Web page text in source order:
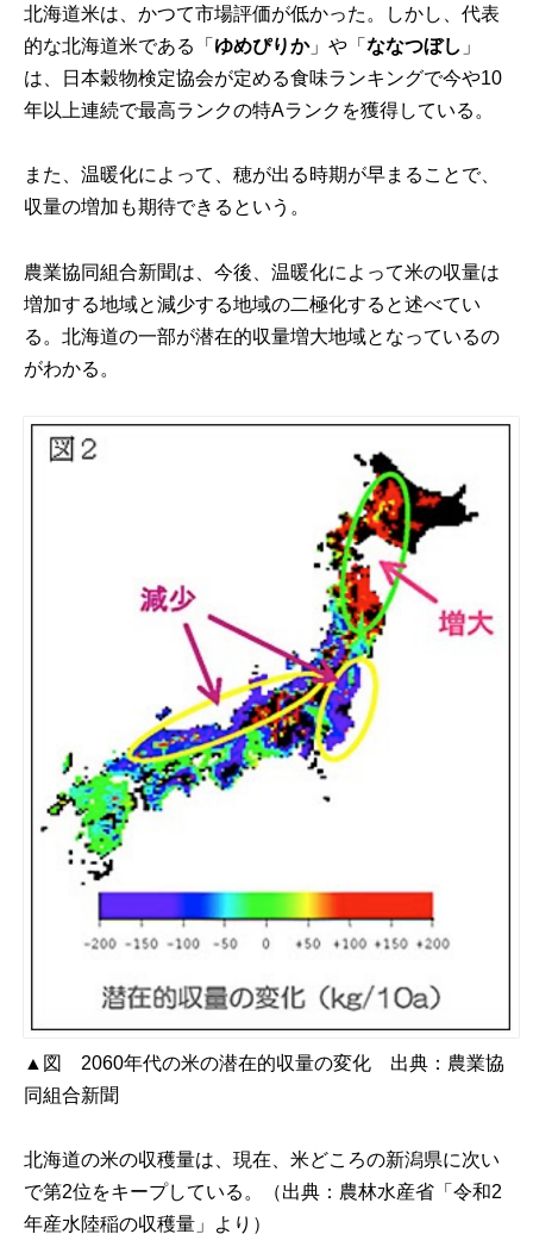
北海道米は、かつて市場評価が低かった 。しかし、代表
的な北海道米である「 ゆめぴりか」や「ななつぼし 」
は、
日本穀物検定協会が定める食味ランキングで今や10
年以上連続で最高ランクの特Aランクを獲得している。
また、温暖化によって、穂が出る時期が早まることで、
収量の増加も期待できるという。
農業協同組合新聞は、今後、温暖化によって米の収量は
増加する地域と減少する地域の二極化すると述べてい
る。北海道の一部が潜在的収量増大地域となっているの
がわかる。
▲図 2060年代の米の潜在的収量の変化 出典： 農業協
同組合新聞
北海道の米の収穫量は、現在、米どころの新潟県に次い
で第2位をキープしている。（出典： 農林水産省「令和2
年産水陸稲の収穫量」
より）